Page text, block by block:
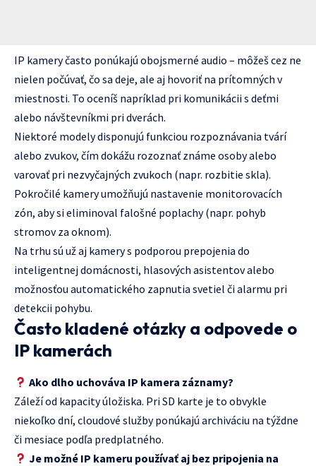
IP kamery často ponúkajú obojsmerné audio – môžeš cez ne
nielen počúvať, čo sa deje, ale aj hovoriť na prítomných v
miestnosti. To oceníš napríklad pri komunikácii s deťmi
alebo návštevníkmi pri dverách.
Niektoré modely disponujú funkciou rozpoznávania tvárí
alebo zvukov, čím dokážu rozoznať známe osoby alebo
varovať pri nezvyčajných zvukoch (napr. rozbitie skla).
Pokročilé kamery umožňujú nastavenie monitorovacích
zón, aby si eliminoval falošné poplachy (napr. pohyb
stromov za oknom).
Na trhu sú už aj kamery s podporou prepojenia do
inteligentnej domácnosti, hlasových asistentov alebo
možnosťou automatického zapnutia svetiel či alarmu pri
detekcii pohybu.
Často kladené otázky a odpovede o
IP kamerách
Ako dlho uchováva IP kamera záznamy?
Záleží od kapacity úložiska. Pri SD karte je to obvykle
niekoľko dní, cloudové služby ponúkajú archiváciu na týždne
či mesiace podľa predplatného.
Je možné IP kameru používať aj bez pripojenia na